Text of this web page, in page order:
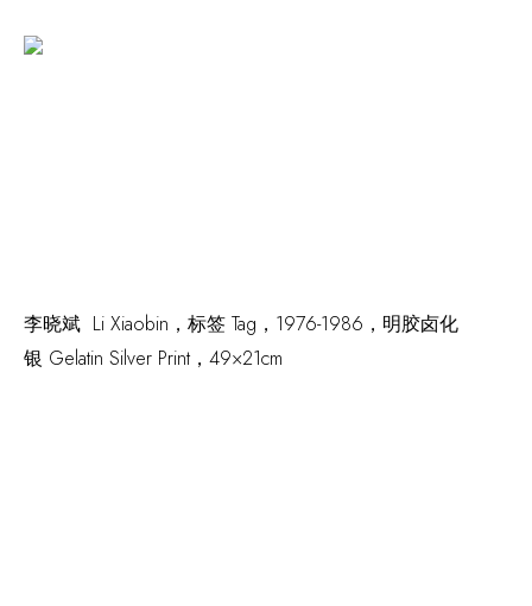
李晓斌 Li Xiaobin， 标签 Tag ，1976-1986，明胶卤化
银 Gelatin Silver Print，49×21cm